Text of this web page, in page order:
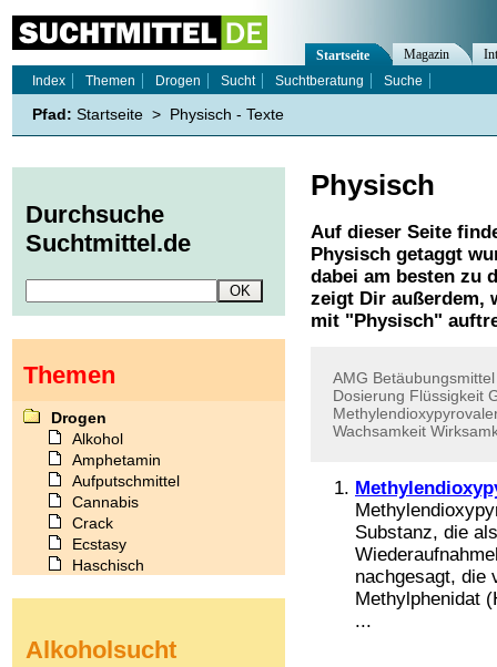
Physisch
Auf dieser Seite
Physisch getaggt
dabei am besten zu
zeigt Dir außerdem,
mit " Physisch"
AMG Betäubungsmittel
Dosierung Flüssigkeit
Wachsamkeit
Substanz, die
nachgesagt, die
Methylphenidat
...
Startseite Magazin
Index
Themen Drogen Sucht Suchtberatung Suche
Pfad: Startseite > Physisch - Texte
Durchsuche
Suchtmittel.de
Themen
Drogen
Alkohol
Amphetamin
Aufputschmittel
Cannabis
Crack
Ecstasy
Haschisch
Kokain
Alkoholsucht